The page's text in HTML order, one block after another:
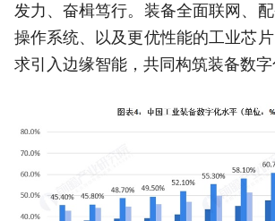
发力、奋楫笃行。装备全面联网、
操作系统、以及更优性能的工业芯
求引入边缘智能，共同构筑装备数字